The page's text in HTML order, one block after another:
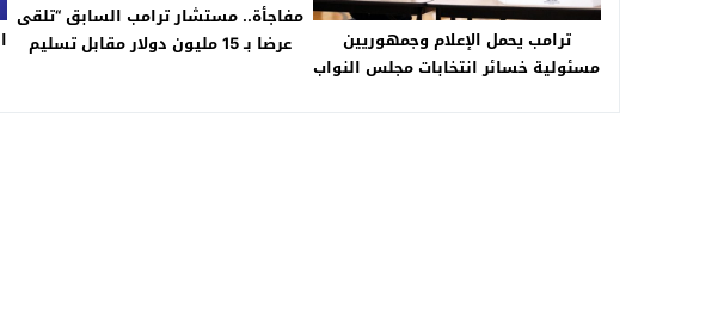
ترامب يحمل الإعلام وجمهوريين
مسئولية خسائر انتخابات مجلس النواب
مفاجأة.. مستشار ترامب السابق “تلقى
عرضا بـ 15 مليون دولار مقابل تسليم